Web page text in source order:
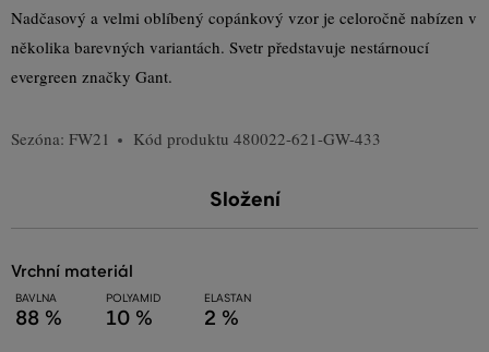
Nadčasový a velmi oblíbený copánkový vzor je celoročně nabízen v
několika barevných variantách. Svetr představuje nestárnoucí
evergreen značky Gant.
Sezóna: FW21 Kód produktu 480022-621-GW-433
Složení
vrchní materiál
BAVLNA
88 %
POLYAMID
10 %
ELASTAN
2 %